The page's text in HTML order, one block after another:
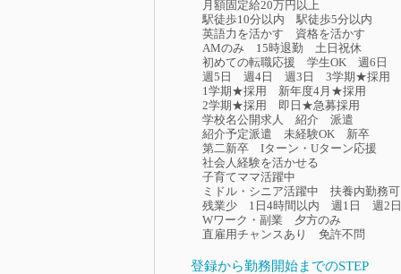
月額固定給20万円以上
駅徒歩10分以内
駅徒歩5分以内
英語力を活かす
資格を活かす
AMのみ
15時退勤
土日祝休
初めての転職応援
学生OK
週6日
週5日
週4日 週3日
3学期★採用
1学期★採用
新年度4月★採用
2学期★採用
即日★急募採用
学校名公開求人
紹介
派遣
紹介予定派遣
未経験OK
新卒
第二新卒
Iターン・Uターン応援
社会人経験を活かせる
子育てママ活躍中
ミドル・シニア活躍中
扶養内勤務可
残業少
1日4時間以内 週1日
週2日
Wワーク・副業
夕方のみ
直雇用チャンスあり
免許不問
登録から勤務開始までのSTEP